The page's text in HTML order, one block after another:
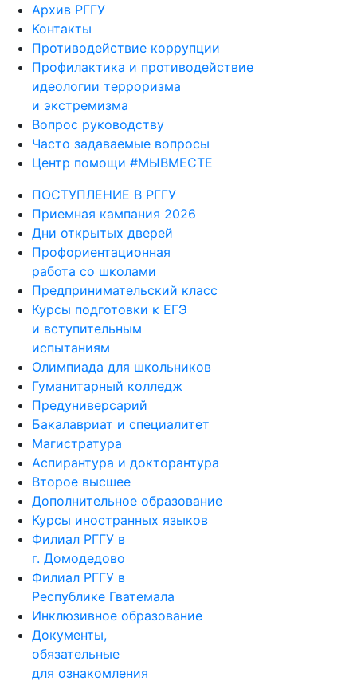
Архив РГГУ
Контакты
Противодействие коррупции
Профилактика и противодействие
идеологии терроризма
и экстремизма
Вопрос руководству
Часто задаваемые вопросы
Центр помощи #МЫВМЕСТЕ
ПОСТУПЛЕНИЕ В РГГУ
Приемная кампания 2026
Дни открытых дверей
Профориентационная
работа со школами
Предпринимательский класс
Курсы подготовки к ЕГЭ
и вступительным
испытаниям
Олимпиада для школьников
Гуманитарный колледж
Предуниверсарий
Бакалавриат и специалитет
Магистратура
Аспирантура и докторантура
Второе высшее
Дополнительное образование
Курсы иностранных языков
Филиал РГГУ в
г. Домодедово
Филиал РГГУ в
Республике Гватемала
Инклюзивное образование
Документы,
обязательные
для ознакомления